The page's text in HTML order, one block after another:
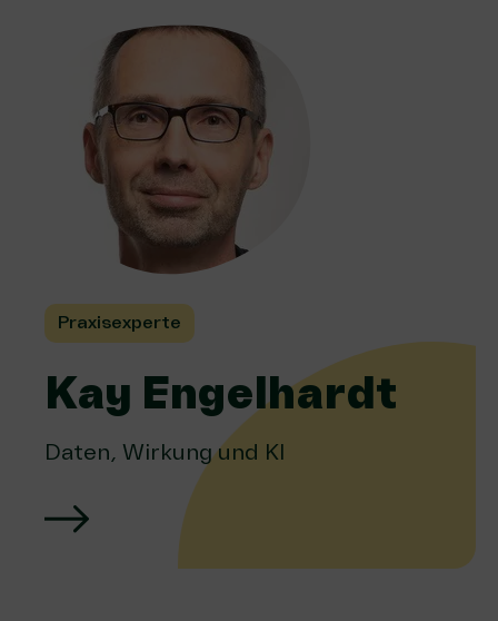
Praxisexperte
Kay Engelhardt
Daten, Wirkung und KI